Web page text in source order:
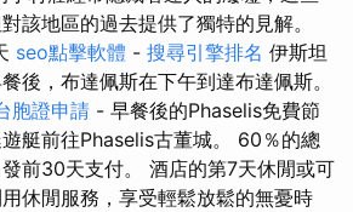
該地區的過去提供了獨特的見解。
seo點擊軟體 - 搜尋引擎排名 伊斯坦
後，布達佩斯在下午到達布達佩斯。
胞證申請 - 早餐後的Phaselis免費節
艇前往Phaselis古董城。 60％的總
前30天支付。 酒店的第7天休閒或可
休閒服務，享受輕鬆放鬆的無憂時